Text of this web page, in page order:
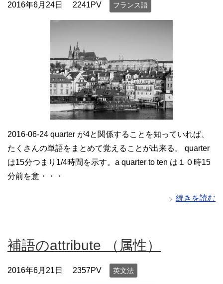
2016年6月24日 2241PV フランス語
2016-06-24 quarter が4と関係することを知っていれば、
たくさんの単語をまとめて覚えることが出来る。 quarter
は15分つまり1/4時間を示す。a quarter to ten は１０時15
分前を意・・・
続きを読む
補語のattribute （属性）
2016年6月21日 2357PV 英文法